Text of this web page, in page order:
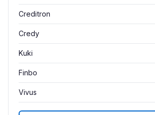
Creditron
Credy
Kuki
Finbo
Vivus